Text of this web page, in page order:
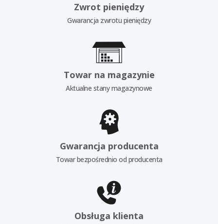
Zwrot pieniędzy
Gwarancja zwrotu pieniędzy
Towar na magazynie
Aktualne stany magazynowe
Gwarancja producenta
Towar bezpośrednio od producenta
Obsługa klienta